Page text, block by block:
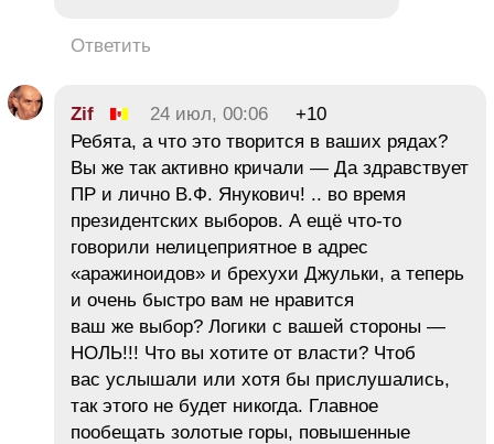
Ответить
Zif 24 июл, 00:06
+10
Ребята, а что это творится в ваших рядах?
Вы же так активно кричали — Да здравствует
ПР и лично В.Ф. Янукович! .. во время
президентских выборов. А ещё что-то
говорили нелицеприятное в адрес
«аражиноидов» и брехухи Джульки, а теперь
и очень быстро вам не нравится
ваш же выбор? Логики с вашей стороны —
НОЛЬ!!! Что вы хотите от власти? Чтоб
вас услышали или хотя бы прислушались,
так этого не будет никогда. Главное
пообещать золотые горы, повышенные